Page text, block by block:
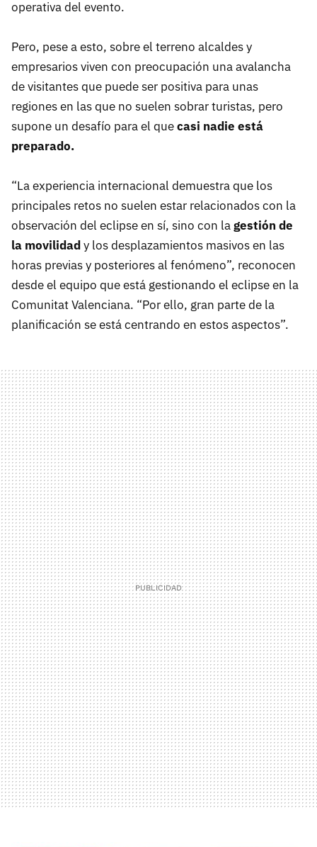
operativa del evento.
Pero, pese a esto, sobre el terreno alcaldes y
empresarios viven con preocupación una avalancha
de visitantes que puede ser positiva para unas
regiones en las que no suelen sobrar turistas, pero
supone un desafío para el quecasi nadie está
preparado.
“La experiencia internacional demuestra que los
principales retos no suelen estar relacionados con la
observación del eclipse en sí, sino con lagestión de
la movilidady los desplazamientos masivos en las
horas previas y posteriores al fenómeno”, reconocen
desde el equipo que está gestionando el eclipse en la
Comunitat Valenciana. “Por ello, gran parte de la
planificación se está centrando en estos aspectos”.